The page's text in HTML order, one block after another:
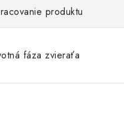
produktu
fáza zvieraťa